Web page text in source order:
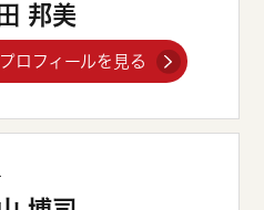
邦美
プロフィールを見る